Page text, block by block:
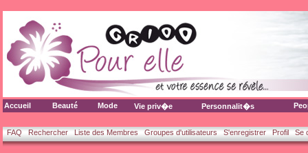
Accueil Beauté Mode Vie priv�e Personnalit�s
FAQ Rechercher Liste des Membres Groupes d'utilisateurs S'enregistrer Profil Se